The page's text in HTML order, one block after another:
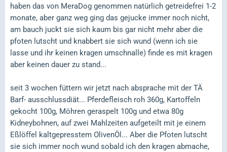
haben das von MeraDog genommen natürlich getreidefrei 1-2
monate, aber ganz weg ging das gejucke immer noch nicht,
am bauch juckt sie sich kaum bis gar nicht mehr aber die
pfoten lutscht und knabbert sie sich wund (wenn ich sie
lasse und ihr keinen kragen umschnalle) finde es mit kragen
aber keinen dauer zu stand...
seit 3 wochen füttern wir jetzt nach absprache mit der TÄ
Barf- ausschlussdiät... Pferdefleisch roh 360g, Kartoffeln
gekocht 100g, Möhren geraspelt 100g und etwa 80g
Kidneybohnen, auf zwei Mahlzeiten aufgeteilt mit je einem
Eßlöffel kaltgepresstem OlivenÖl... Aber die Pfoten lutscht
sie sich immer noch wund sobald ich den kragen abmache,